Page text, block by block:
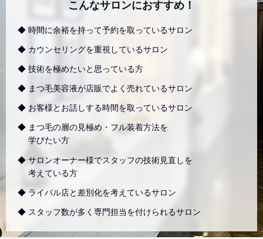
こんなサロンにおすすめ！
◆ 時間に余裕を持って予約を取っているサロン
◆ カウンセリングを重視しているサロン
◆ 技術を極めたいと思っている方
◆ まつ毛美容液が店販でよく売れているサロン
◆ お客様とお話しする時間を取っているサロン
◆ まつ毛の層の見極め・フル装着方法を
学びたい方
◆ サロンオーナー様でスタッフの技術見直しを
考えている方
◆ ライバル店と差別化を考えているサロン
◆ スタッフ数が多く専門担当を付けられるサロン